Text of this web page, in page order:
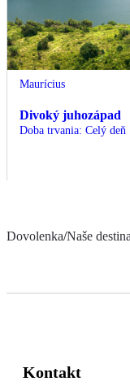
Maurícius
Divoký juhozápad
Doba trvania: Celý deň
Dovolenka/Naše
Kontakt